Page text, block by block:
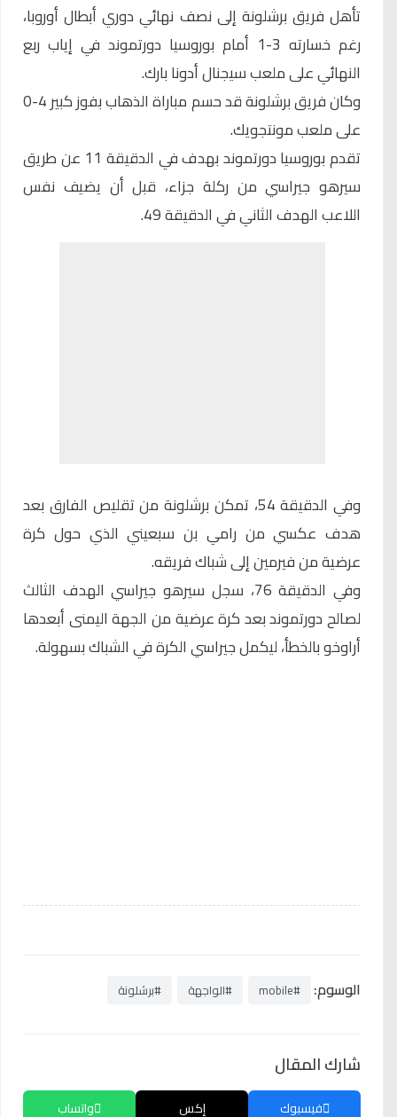
تأهل فريق برشلونة إلى نصف نهائي دوري أبطال أوروبا،
رغم خسارته 3-1 أمام بوروسيا دورتموند في إياب ربع
النهائي على ملعب سيجنال أدونا بارك.
وكان فريق برشلونة قد حسم مباراة الذهاب بفوز كبير 4-0
على ملعب مونتجويك.
تقدم بوروسيا دورتموند بهدف في الدقيقة 11 عن طريق
سيرهو جيراسي من ركلة جزاء، قبل أن يضيف نفس
اللاعب الهدف الثاني في الدقيقة 49.
وفي الدقيقة 54، تمكن برشلونة من تقليص الفارق بعد
هدف عكسي من رامي بن سبعيني الذي حول كرة
عرضية من فيرمين إلى شباك فريقه.
وفي الدقيقة 76، سجل سيرهو جيراسي الهدف الثالث
لصالح دورتموند بعد كرة عرضية من الجهة اليمنى أبعدها
أراوخو بالخطأ، ليكمل جيراسي الكرة في الشباك بسهولة.
الوسوم: #mobile #الواجهة #برشلونة
شارك المقال
فيسبوك إكس واتساب